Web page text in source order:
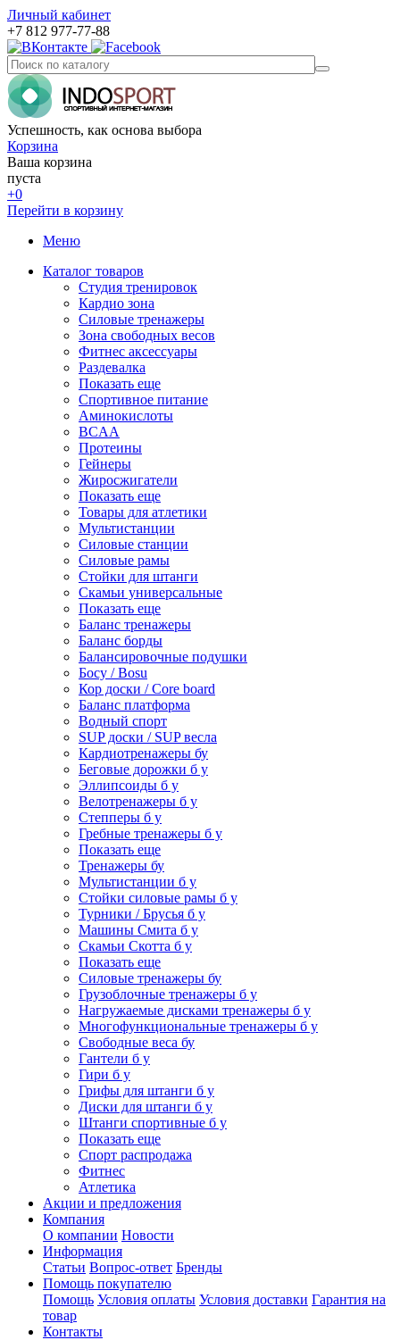
Личный кабинет
+7 812 977-77-88
Успешность, как основа выбора
Корзина
Ваша корзина
пуста
+0
Перейти в корзину
Меню
Каталог товаров
Студия тренировок
Кардио зона
Силовые тренажеры
Зона свободных весов
Фитнес аксессуары
Раздевалка
Показать еще
Спортивное питание
Аминокислоты
BCAA
Протеины
Гейнеры
Жиросжигатели
Показать еще
Товары для атлетики
Мультистанции
Силовые станции
Силовые рамы
Стойки для штанги
Скамьи универсальные
Показать еще
Баланс тренажеры
Баланс борды
Балансировочные подушки
Босу / Bosu
Кор доски / Core board
Баланс платформа
Водный спорт
SUP доски / SUP весла
Кардиотренажеры бу
Беговые дорожки б у
Эллипсоиды б у
Велотренажеры б у
Степперы б у
Гребные тренажеры б у
Показать еще
Тренажеры бу
Мультистанции б у
Стойки силовые рамы б у
Турники / Брусья б у
Машины Смита б у
Скамьи Скотта б у
Показать еще
Силовые тренажеры бу
Грузоблочные тренажеры б у
Нагружаемые дисками тренажеры б у
Многофункциональные тренажеры б у
Свободные веса бу
Гантели б у
Гири б у
Грифы для штанги б у
Диски для штанги б у
Штанги спортивные б у
Показать еще
Спорт распродажа
Фитнес
Атлетика
Акции и предложения
Компания
О компании Новости
Информация
Статьи Вопрос-ответ Бренды
Помощь покупателю
Помощь Условия оплаты Условия доставки Гарантия на
товар
Контакты